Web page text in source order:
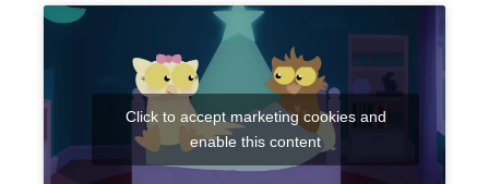
Click to accept marketing cookies and
enable this content